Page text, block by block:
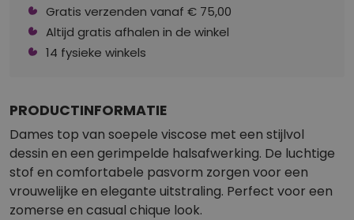
Gratis verzenden vanaf € 75,00
Altijd gratis afhalen in de winkel
14 fysieke winkels
PRODUCTINFORMATIE
Dames top van soepele viscose met een stijlvol
dessin en een gerimpelde halsafwerking. De luchtige
stof en comfortabele pasvorm zorgen voor een
vrouwelijke en elegante uitstraling. Perfect voor een
zomerse en casual chique look.